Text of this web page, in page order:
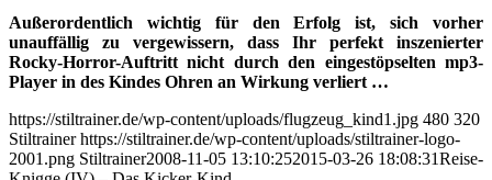
Außerordentlich wichtig für den Erfolg ist, sich vorher
unauffällig zu vergewissern, dass Ihr perfekt inszenierter
Rocky-Horror-Auftritt nicht durch den eingestöpselten mp3-
Player in des Kindes Ohren an Wirkung verliert …
https://stiltrainer.de/wp-content/uploads/flugzeug_kind1.jpg 480 320
Stiltrainer https://stiltrainer.de/wp-content/uploads/stiltrainer-logo-
2001.png Stiltrainer2008-11-05 13:10:252015-03-26 18:08:31Reise-